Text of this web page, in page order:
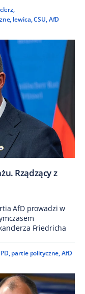
,
, lewica,CSU,AfD
Rządzący z
AfD prowadzi w
Friedricha
, partie polityczne,AfD